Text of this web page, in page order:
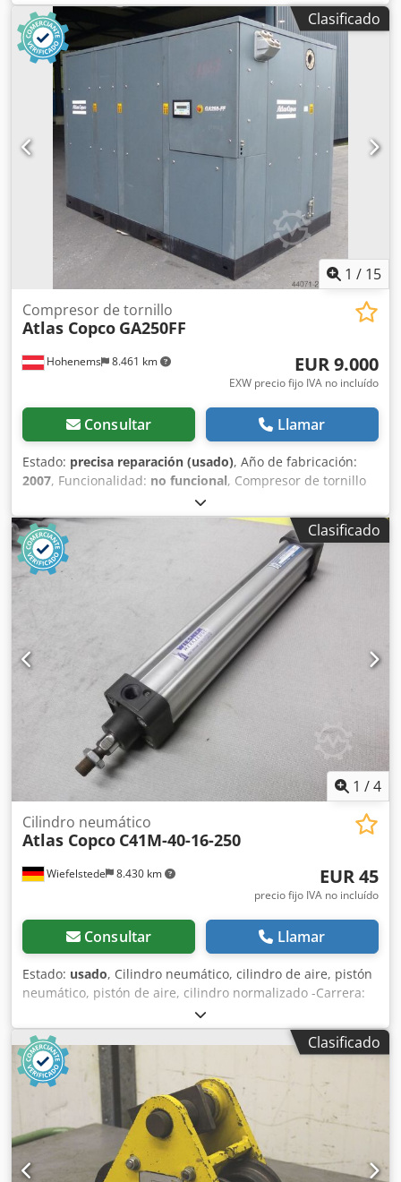
1300 kg Características Dimensiones de la caja de carga:
200 x 70 x 60 cm Marcado CE: sí Mantenimiento, historial y
estado Número de propietarios: 1 Estado técnico: muy
bueno Estado óptico: muy bueno Información adicional
Apto para las siguientes máquinas: 17-29 toneladas
Condiciones de entrega: EXW Presión de trabajo: 160-180
bar Caudal hidráulico requerido: 155 l/min Frecuencia de
impacto: 330-680 Última inspección: 02-01-2025 País de
fabricación: DE Información adicional Póngase en contacto
con Ö. Inalkac para obtener más información.
Clasificado
1 / 15
Hohenems 8.461 km
Compresor de tornillo
Atlas Copco GA250FF
EUR 9.000
EXW precio fijo IVA no incluído
Consultar Llamar
Estado: precisa reparación (usado), Año de fabricación:
2007, Funcionalidad: no funcional, Compresor de tornillo
Atlas Copco GA250FF Incluye secador 250 kW Chedpfx
Akjzhu Naorea 9,75 bar 37,80 m³/min Año de fabricación:
2007 Motor principal defectuoso Precio: 9.000 EURClasificado
1 /4
Wiefelstede 8.430 km
Cilindro neumático
Atlas Copco C41M-40-16-250
EUR 45
precio fijo IVA no incluído
Consultar Llamar
Estado: usado, Cilindro neumático, cilindro de aire, pistón
neumático, pistón de aire, cilindro normalizado -Carrera:
250 mm -Diámetro del pistón: 40 mm -Diámetro de la
varilla del pistón: 16 mm -Precio: por unidad -Cantidad: 2
unidades -Dimensiones: 410/55/H55 mm Chsdpfx
Akefbnkasrja -Peso: 1,5 kg/unidad
Clasificado